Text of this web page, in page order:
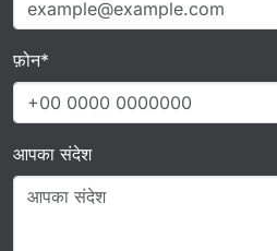
फ़ोन*
आपका संदेश